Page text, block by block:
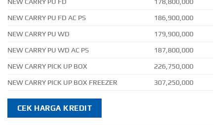
NEW CARRY PU FD AC PS 186,900,000
NEW CARRY PU WD 179,900,000
NEW CARRY PU WD AC PS 187,800,000
NEW CARRY PICK UP BOX 226,750,000
NEW CARRY PICK UP BOX FREEZER 307,250,000
CEK HARGA KREDIT